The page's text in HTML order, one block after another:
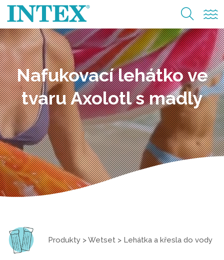
Nafukovací lehátko ve
tvaru Axolotl s madly
Produkty >Wetset > Lehátka a křesla do vody